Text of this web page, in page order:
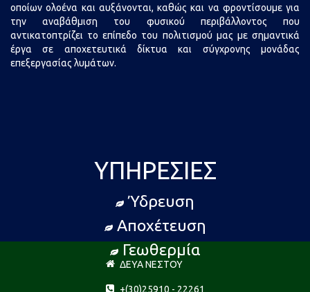
οποίων ολοένα και αυξάνονται, καθώς και να φροντίσουμε για
την αναβάθμιση του φυσικού περιβάλλοντος που
αντικατοπτρίζει το επίπεδο του πολιτισμού μας με σημαντικά
έργα σε αποχετευτικά δίκτυα και σύγχρονης μονάδας
επεξεργασίας λυμάτων.
ΥΠΗΡΕΣΊΕΣ
Ύδρευση
Αποχέτευση
Γεωθερμία
ΔΕΥΑ ΝΕΣΤΟΥ
+(30)25910 - 22261